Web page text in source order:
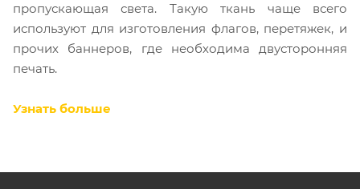
пропускающая света. Такую ткань чаще всего
используют для изготовления флагов, перетяжек, и
прочих баннеров, где необходима двусторонняя
печать.
Узнать больше